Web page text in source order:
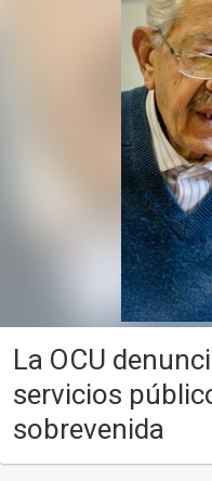
La OCU
servicios
sobrevenida